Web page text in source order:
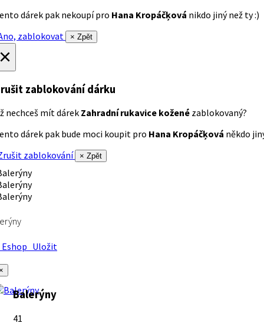
dárek pak nekoupí pro Hana Kropáčķová nikdo jiný než ty :)
zablokovat
× Zpět
zablokování dárku
nechceš mít dárek Zahradní rukavice kožené zablokovaný?
dárek pak bude moci koupit pro Hana Kropáčķová někdo
zablokování
× Zpět
Uložit
Balerýny
41